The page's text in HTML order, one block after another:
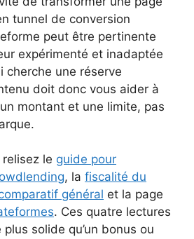
tunnel de conversion
peut être pertinente
expérimenté et inadaptée
cherche une réserve
doit donc vous aider à
montant et une limite, pas
le guide pour
, la fiscalité du
général et la page
. Ces quatre lectures
solide qu’un bonus ou